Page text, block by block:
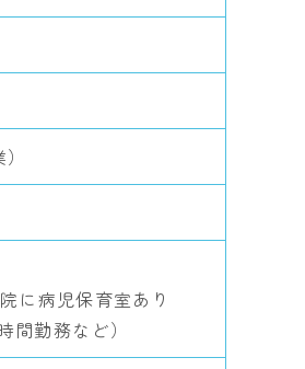
に病児保育室あり
勤務など）